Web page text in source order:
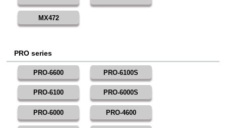
MX472
PRO series
PRO-6600 PRO-6100S
PRO-6100 PRO-6000S
PRO-6000 PRO-4600